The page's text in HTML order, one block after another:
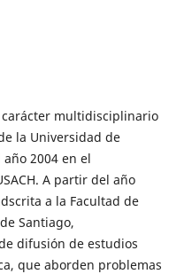
multidisciplinario
la Universidad de
2004 en el
A partir del año
a la Facultad de
Santiago,
difusión de estudios
que aborden problemas